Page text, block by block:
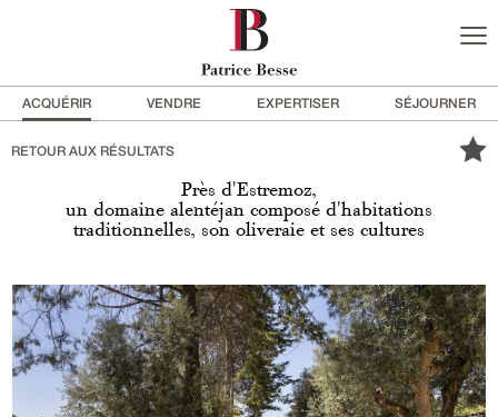
ACQUÉRIR VENDRE EXPERTISER SÉJOURNER
RETOUR AUX RÉSULTATS
Près d'Estremoz,
un domaine alentéjan composé d'habitations
traditionnelles, son oliveraie et ses cultures